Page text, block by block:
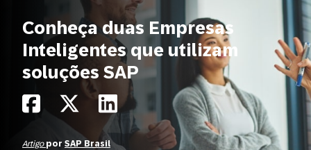
Conheça duas Empresas
Inteligentes que utilizam
soluções SAP
Artigo por SAP Brasil